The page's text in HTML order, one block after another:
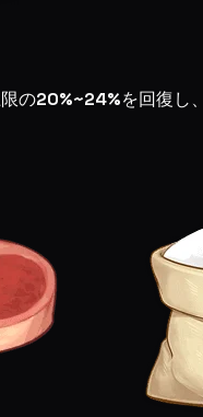
の20%~24%を回復し